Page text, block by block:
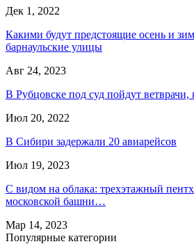
Дек 1, 2022
Какими будут предстоящие осень и
барнаульские улицы
Авг 24, 2023
В Рубцовске под суд пойдут ветврачи,
Июл 20, 2022
В Сибири задержали 20 авиарейсов
Июл 19, 2023
С видом на облака: трехэтажный
московской башни…
Мар 14, 2023
Популярные категории